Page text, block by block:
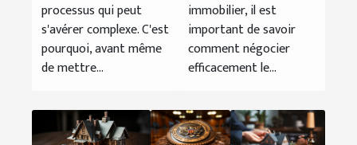
processus qui peut
s'avérer complexe. C'est
pourquoi, avant même
de mettre...
immobilier
immobilier, il est
important de savoir
comment négocier
efficacement le...